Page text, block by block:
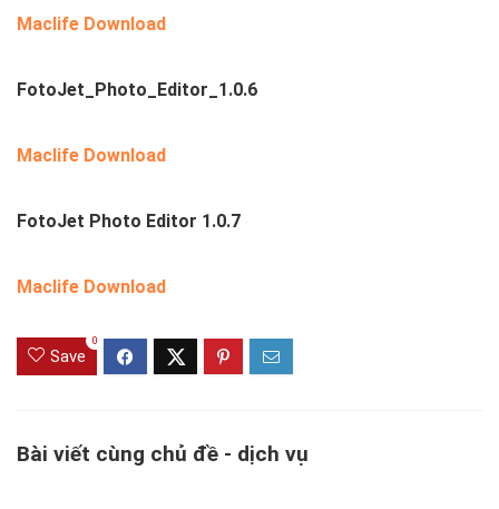
Maclife Download
FotoJet_Photo_Editor_1.0.6
Maclife Download
FotoJet Photo Editor 1.0.7
Maclife Download
Save
0
Bài viết cùng chủ đề - dịch vụ